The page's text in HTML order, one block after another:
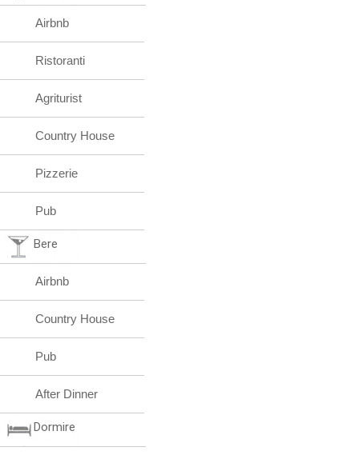
Airbnb
Ristoranti
Agriturist
Country House
Pizzerie
Pub
Bere
Airbnb
Country House
Pub
After Dinner
Dormire